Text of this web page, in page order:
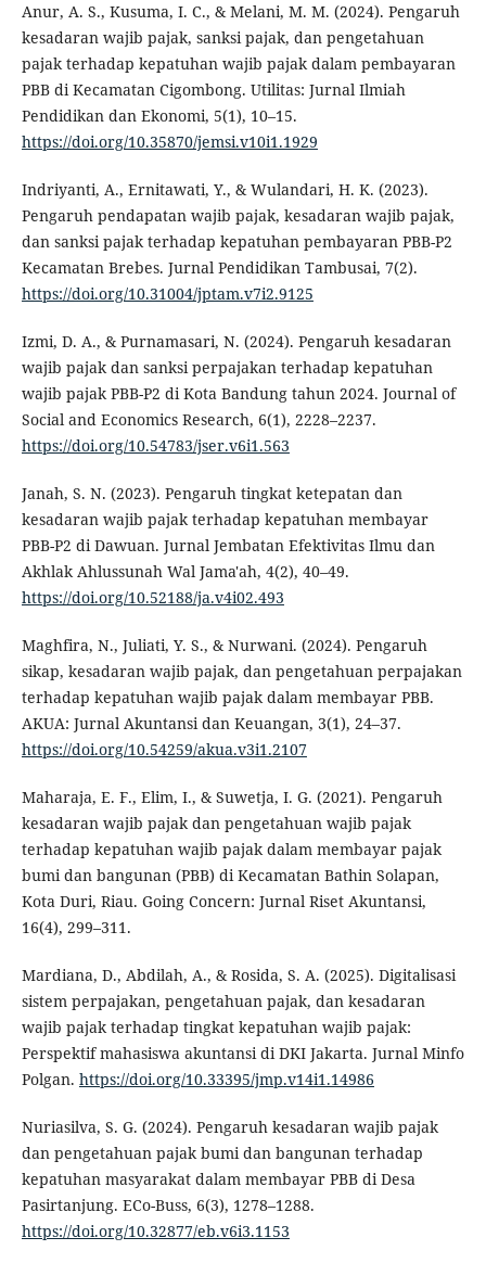
Anur, A. S., Kusuma, I. C., & Melani, M. M. (2024). Pengaruh
kesadaran wajib pajak, sanksi pajak, dan pengetahuan
pajak terhadap kepatuhan wajib pajak dalam pembayaran
PBB di Kecamatan Cigombong. Utilitas: Jurnal Ilmiah
Pendidikan dan Ekonomi, 5(1), 10–15.
https://doi.org/10.35870/jemsi.v10i1.1929
Indriyanti, A., Ernitawati, Y., & Wulandari, H. K. (2023).
Pengaruh pendapatan wajib pajak, kesadaran wajib pajak,
dan sanksi pajak terhadap kepatuhan pembayaran PBB-P2
Kecamatan Brebes. Jurnal Pendidikan Tambusai, 7(2).
https://doi.org/10.31004/jptam.v7i2.9125
Izmi, D. A., & Purnamasari, N. (2024). Pengaruh kesadaran
wajib pajak dan sanksi perpajakan terhadap kepatuhan
wajib pajak PBB-P2 di Kota Bandung tahun 2024. Journal of
Social and Economics Research, 6(1), 2228–2237.
https://doi.org/10.54783/jser.v6i1.563
Janah, S. N. (2023). Pengaruh tingkat ketepatan dan
kesadaran wajib pajak terhadap kepatuhan membayar
PBB-P2 di Dawuan. Jurnal Jembatan Efektivitas Ilmu dan
Akhlak Ahlussunah Wal Jama'ah, 4(2), 40–49.
https://doi.org/10.52188/ja.v4i02.493
Maghfira, N., Juliati, Y. S., & Nurwani. (2024). Pengaruh
sikap, kesadaran wajib pajak, dan pengetahuan perpajakan
terhadap kepatuhan wajib pajak dalam membayar PBB.
AKUA: Jurnal Akuntansi dan Keuangan, 3(1), 24–37.
https://doi.org/10.54259/akua.v3i1.2107
Maharaja, E. F., Elim, I., & Suwetja, I. G. (2021). Pengaruh
kesadaran wajib pajak dan pengetahuan wajib pajak
terhadap kepatuhan wajib pajak dalam membayar pajak
bumi dan bangunan (PBB) di Kecamatan Bathin Solapan,
Kota Duri, Riau. Going Concern: Jurnal Riset Akuntansi,
16(4), 299–311.
Mardiana, D., Abdilah, A., & Rosida, S. A. (2025). Digitalisasi
sistem perpajakan, pengetahuan pajak, dan kesadaran
wajib pajak terhadap tingkat kepatuhan wajib pajak:
Perspektif mahasiswa akuntansi di DKI Jakarta. Jurnal Minfo
Polgan. https://doi.org/10.33395/jmp.v14i1.14986
Nuriasilva, S. G. (2024). Pengaruh kesadaran wajib pajak
dan pengetahuan pajak bumi dan bangunan terhadap
kepatuhan masyarakat dalam membayar PBB di Desa
Pasirtanjung. ECo-Buss, 6(3), 1278–1288.
https://doi.org/10.32877/eb.v6i3.1153